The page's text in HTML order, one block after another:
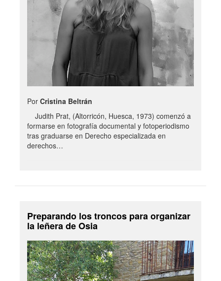
Por Cristina Beltrán
Judith Prat, (Altorricón, Huesca, 1973) comenzó a
formarse en fotografía documental y fotoperiodismo
tras graduarse en Derecho especializada en
derechos…
Preparando los troncos para organizar
la leñera de Osia